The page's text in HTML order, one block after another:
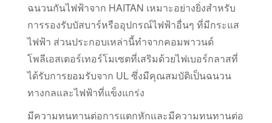
ฉนวนกันไฟฟ้าจาก HAITAN เหมาะอย่างยิ่งสำหรับ
การรองรับบัสบาร์หรืออุปกรณ์ไฟฟ้าอื่นๆ ที่มีกระแส
ไฟฟ้า ส่วนประกอบเหล่านี้ทำจากคอมพาวนด์
โพลีเอสเตอร์เทอร์โมเซตที่เสริมด้วยไฟเบอร์กลาสที่
ได้รับการยอมรับจาก UL ซึ่งมีคุณสมบัติเป็นฉนวน
ทางกลและไฟฟ้าที่แข็งแกร่ง
มีความทนทานต่อการแตกหักและมีความทนทานต่อ